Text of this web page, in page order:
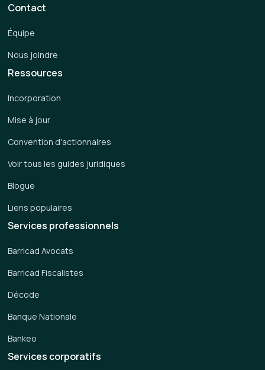
Services corporatifs
Services professionnels
Barricad Avocats
Barricad Fiscalistes
Décode
Banque Nationale
Bankeo
Ressources
Incorporation
Mise à jour
Convention d'actionnaires
Voir tous les guides juridiques
Blogue
Liens populaires
Contact
Équipe
Nous joindre